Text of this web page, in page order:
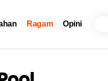
Ragam Opini